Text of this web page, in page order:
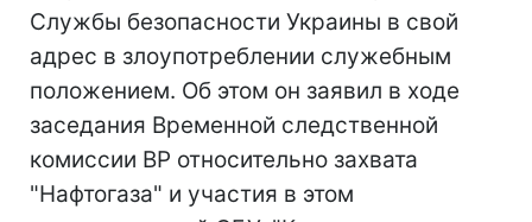
Службы безопасности Украины в свой
адрес в злоупотреблении служебным
положением. Об этом он заявил в ходе
заседания Временной следственной
комиссии ВР относительно захвата
"Нафтогаза" и участия в этом